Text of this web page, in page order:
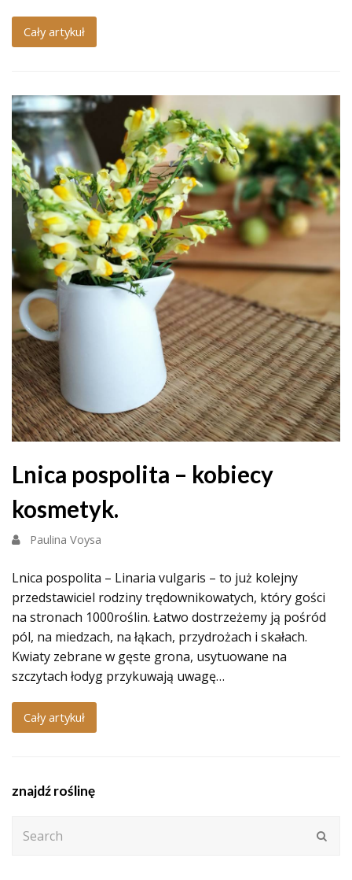
Cały artykuł
Lnica pospolita – kobiecy
kosmetyk.
Paulina Voysa
Lnica pospolita – Linaria vulgaris – to już kolejny
przedstawiciel rodziny trędownikowatych, który gości
na stronach 1000roślin. Łatwo dostrzeżemy ją pośród
pól, na miedzach, na łąkach, przydrożach i skałach.
Kwiaty zebrane w gęste grona, usytuowane na
szczytach łodyg przykuwają uwagę…
Cały artykuł
znajdź roślinę